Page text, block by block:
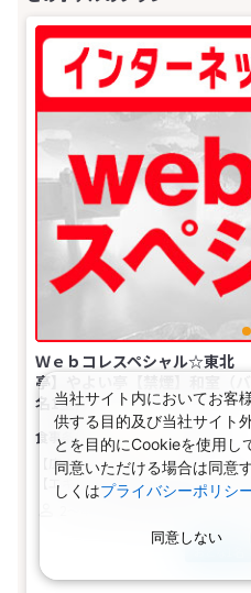
Ｗｅｂコレスペシャル☆東北
亭】やよい亭【禁煙】和室（
名1室)
夕・朝食付き
【広さ】8～10畳
【エキストラベッド】幅80cm×長
当社サイト内においてお客
供する目的及び当社サイト
とを目的にCookieを使用し
同意いただける場合は同意
しくはプライバシーポリシ
同意しない